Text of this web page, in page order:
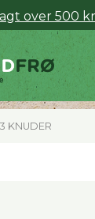
over 500
KNUDER